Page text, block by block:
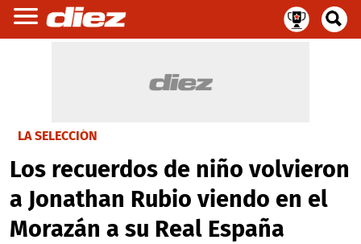
LA SELECCIÓN
Los recuerdos de niño volvieron
a Jonathan Rubio viendo en el
Morazán a su Real España